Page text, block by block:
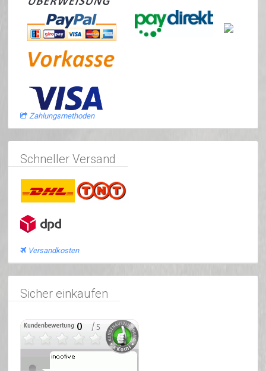
Zahlungsmethoden
Schneller Versand
Versandkosten
Sicher einkaufen